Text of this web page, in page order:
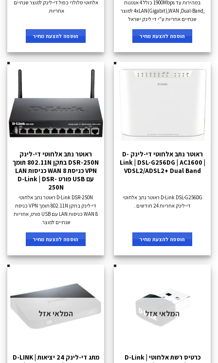
במהירות עד 1900Mbps כולל 4 אנטנות
,4xLAN(Gigabit),WAN ,Dual-Band למוצר
שנתיים אחריות ע"י די לינק ישראל
הוספה להצעת מחיר
אלחוטי סלולרי כפול די-לינק למוצר שנתיים
אחריות.
הוספה להצעת מחיר
ראוטר נתב אלחוטי די-לינק D-
Link | DSL-G256DG | AC1600 |
VDSL2/ADSL2+ Dual Band
D-Link DSL-G256DG ראוטר נתב אלחוטי
די-לינק אחריות 24 חודשים .
הוספה להצעת מחיר
ראוטר נתב אלחוטי די-לינק
DSR-250N בתקן 802.11N תומך
VPN כניסת WAN 8 כניסות LAN
עם USB פורט D-Link | DSR-
250N
D-Link DSR-250N ראוטר נתב אלחוטי
די-לינק בתקן 802.11N תומך VPN כניסת
WAN 8 כניסות LAN עם USB פורט, אחריות
שנתיים למוצר.
הוספה להצעת מחיר
המלאי אזל
כרטיס רשת אלחוטי D-Link |
המלאי אזל
מתג די-לינק 24 יציאות | D-LINK